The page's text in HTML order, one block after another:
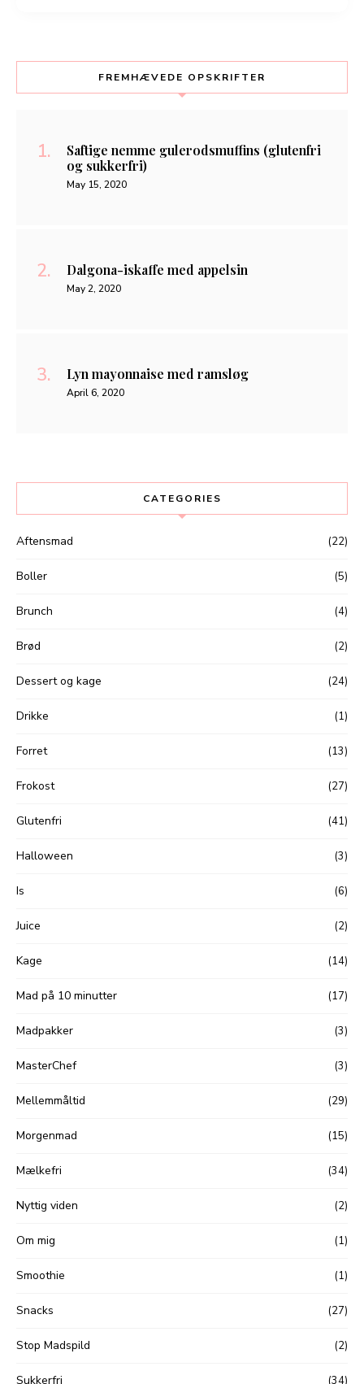
FREMHÆVEDE OPSKRIFTER
Saftige nemme gulerodsmuffins (glutenfri
og sukkerfri)
May 15, 2020
Dalgona-iskaffe med appelsin
May 2, 2020
Lyn mayonnaise med ramsløg
April 6, 2020
CATEGORIES
Aftensmad (22)
Boller (5)
Brunch (4)
Brød (2)
Dessert og kage (24)
Drikke (1)
Forret (13)
Frokost (27)
Glutenfri (41)
Halloween (3)
Is (6)
Juice (2)
Kage (14)
Mad på 10 minutter (17)
Madpakker (3)
MasterChef (3)
Mellemmåltid (29)
Morgenmad (15)
Mælkefri (34)
Nyttig viden (2)
Om mig (1)
Smoothie (1)
Snacks (27)
Stop Madspild (2)
Sukkerfri (34)